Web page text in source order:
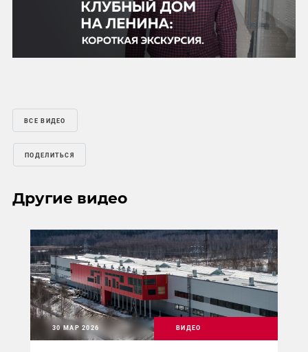
Mute Settings
ВСЕ ВИДЕО
ПОДЕЛИТЬСЯ
Другие видео
30 МАР 2026 ВИДЕО